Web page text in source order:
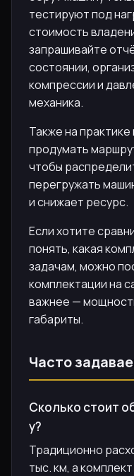
тестируют под
стоимость
запрашивайте
состоянии,
компрессии и
механика.
Также на
продумать
чтобы
перегружать
и снижает ресурс.
Если хотите
понять, какая
задачам, можно
комплектации на
важнее —
габариты.
Часто
Сколько стоит
у?
Традиционно
тыс. км, а